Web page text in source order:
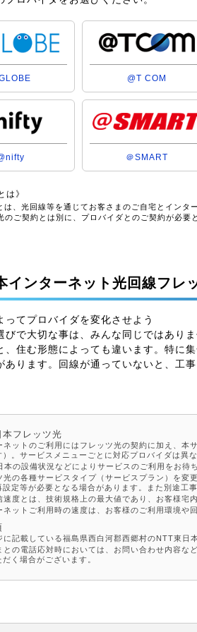
@T COM
＠SMART
は》
、光回線等を通じてお客さまのご自宅とインタ
のご契約とは別に、プロバイダとのご契約が必要
インターネット光回線フレ
ってプロバイダを変化させよう
びで大切な事は、みんな同じではあり
、住む形態によっても違います。特に
あります。回線が通っていないと、工
本フレッツ光
ネットのご利用にはフレッツ光の契約に加え、本
）。サービスメニューごとに対応プロバイダは異
本の設備状況などによりサービスのご利用をお待
光の各種サービスタイプ（サービスプラン）を変
設定等が必要となる場合があります。また別途工
速度とは、技術規格上の最大値であり、お客様宅
ネットご利用時の速度は、お客様のご利用環境や
に記載している福島県西白河郡西郷村のNTT東日
との電話応対時においては、お問い合わせ内容な
く場合がございます。